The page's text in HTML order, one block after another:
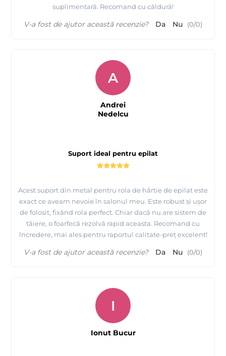
suplimentară. Recomand cu căldură!
V-a fost de ajutor această recenzie? Da Nu (0/0)
Suport ideal pentru epilat
Acest suport din metal pentru rola de hârtie de epilat este
exact ce aveam nevoie în salonul meu. Este robust și ușor
de folosit, fixând rola perfect. Chiar dacă nu are sistem de
tăiere, o foarfecă rezolvă rapid aceasta. Recomand cu
încredere, mai ales pentru raportul calitate-preț excelent!
A
Andrei
Nedelcu
V-a fost de ajutor această recenzie? Da Nu (0/0)
I
Ionut Bucur